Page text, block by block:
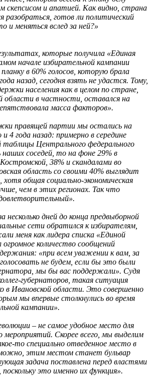
скепсисом и апатией. Как видно, страна
разобраться, готов ли политический
и меняться вслед за ней?»
которые получила «Единая
начале избирательной кампании
в 60% голосов, которую брала
назад, сегодня взять не удастся. Тому,
населения как в целом по стране,
области в частности, оставался на
масса факторов».
правящей партии мы остались на
4 года назад: примерно в середине
таблицы Центрального федерального
наших соседей, то на фоне 29% в
38% и скандалами во
область со своими 40% выглядит
хотя общая социально-экономическая
чем в этих регионах. Так что
несколько дней до конца предвыборной
сети обратился к избирателям,
меня как лидера списка «Единой
огромное количество сообщений
«при всем уважении к вам, за
не будем, если бы это были
мы бы вас поддержали». Судя
губернаторов, такая ситуация
в Ивановской области. Это совершенно
мы впервые столкнулись во время
кампании».
– не самое удобное место для
мероприятий. Скорее всего, мы выделим
то специально отведенное место в
этим местом станет бульвар
задача поставлена перед властями
это именно их функция».